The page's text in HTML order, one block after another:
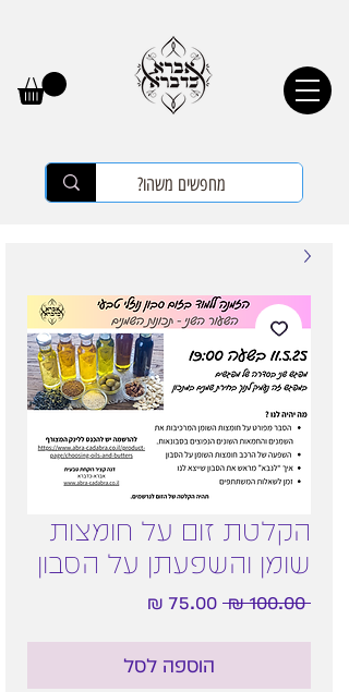
הקלטת זום על חומצות
שומן והשפעתן על הסבון
‏100.00 ‏₪
מחיר
הוספה לסל